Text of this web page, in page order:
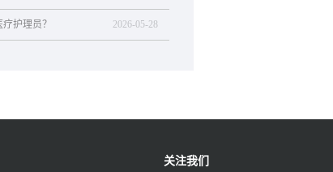
护理员？ 2026-05-28
关注我们